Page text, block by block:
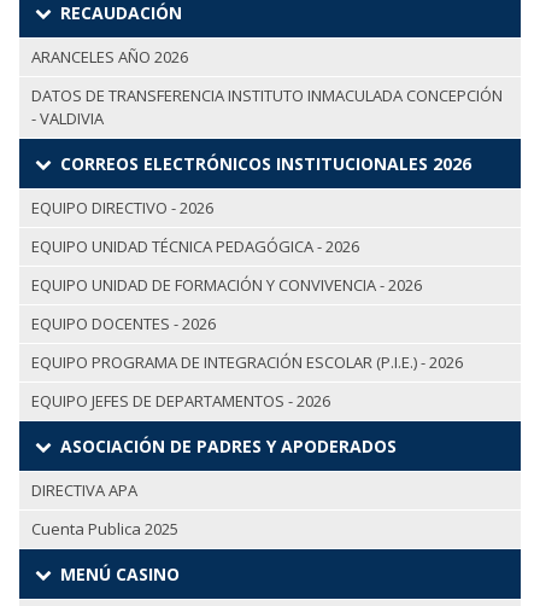
RECAUDACIÓN
ARANCELES AÑO 2026
DATOS DE TRANSFERENCIA INSTITUTO INMACULADA CONCEPCIÓN
- VALDIVIA
CORREOS ELECTRÓNICOS INSTITUCIONALES 2026
EQUIPO DIRECTIVO - 2026
EQUIPO UNIDAD TÉCNICA PEDAGÓGICA - 2026
EQUIPO UNIDAD DE FORMACIÓN Y CONVIVENCIA - 2026
EQUIPO DOCENTES - 2026
EQUIPO PROGRAMA DE INTEGRACIÓN ESCOLAR (P.I.E.) - 2026
EQUIPO JEFES DE DEPARTAMENTOS - 2026
ASOCIACIÓN DE PADRES Y APODERADOS
DIRECTIVA APA
Cuenta Publica 2025
MENÚ CASINO